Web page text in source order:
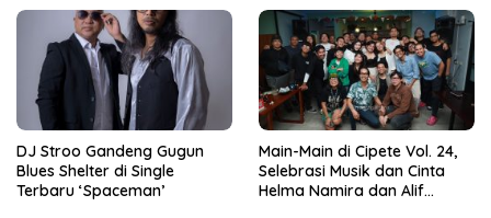
DJ Stroo Gandeng Gugun
Blues Shelter di Single
Terbaru ‘Spaceman’
Main-Main di Cipete Vol. 24,
Selebrasi Musik dan Cinta
Helma Namira dan Alif